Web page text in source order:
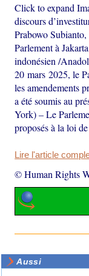
Click to expand
discours
Prabowo Subianto,
Parlement à
indonésien /
20 mars 2025, le
les amendements
a été soumis au
York) – Le
proposés à la loi
Lire l'article
© Human Rights
Aussi